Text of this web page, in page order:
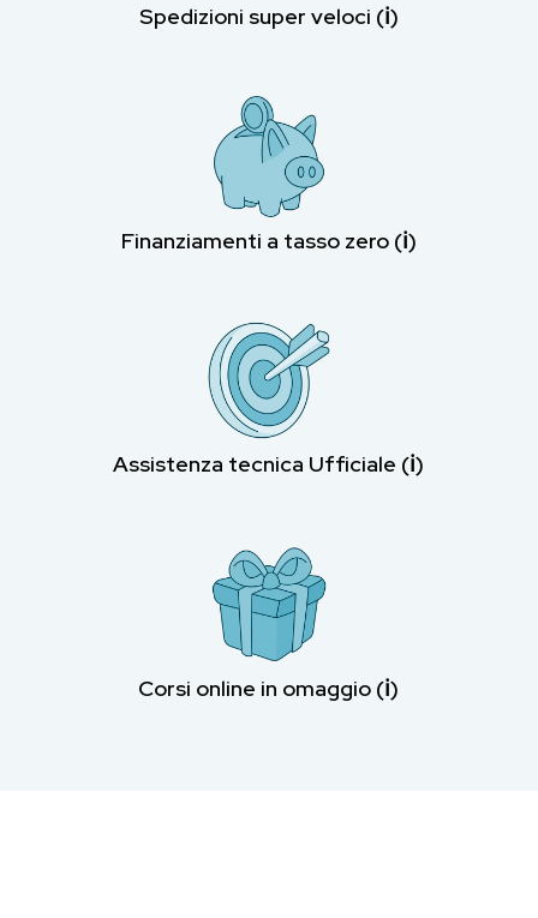
Spedizioni super veloci (ℹ︎)
Finanziamenti a tasso zero (ℹ︎)
Assistenza tecnica Ufficiale (ℹ︎)
Corsi online in omaggio (ℹ︎)